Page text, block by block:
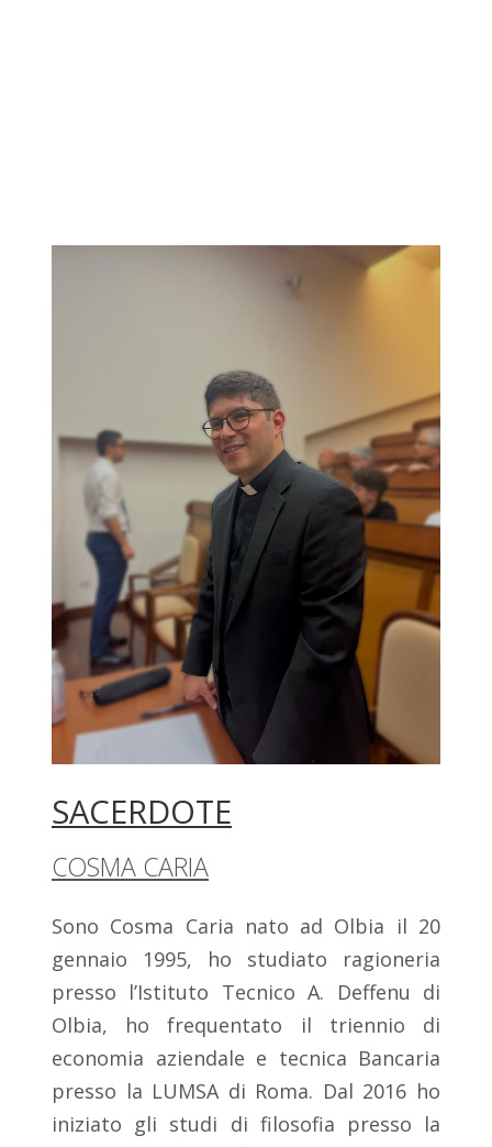
SACERDOTE
COSMA CARIA
Sono Cosma Caria nato ad Olbia il 20
gennaio 1995, ho studiato ragioneria
presso l’Istituto Tecnico A. Deffenu di
Olbia, ho frequentato il triennio di
economia aziendale e tecnica Bancaria
presso la LUMSA di Roma. Dal 2016 ho
iniziato gli studi di filosofia presso la